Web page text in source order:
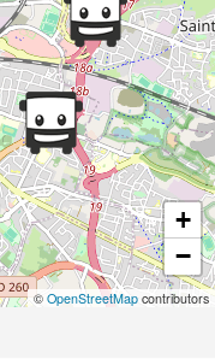
+
−
© OpenStreetMap contributors